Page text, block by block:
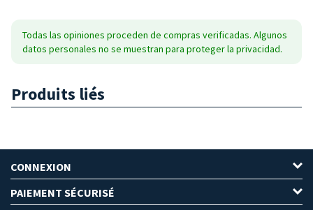
Todas las opiniones proceden de compras verificadas. Algunos
datos personales no se muestran para proteger la privacidad.
Produits liés
CONNEXION
PAIEMENT SÉCURISÉ